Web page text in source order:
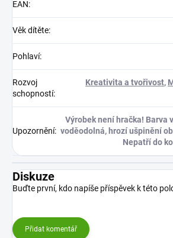
EAN:
Věk dítěte:
Pohlaví:
Rozvoj
schopností:
Kreativita a tvořivost,
Upozornění:
Výrobek není hračka! Barva
voděodolná, hrozí ušpinění
Nepatří do
Diskuze
Buďte první, kdo napíše příspěvek k této
Přidat komentář